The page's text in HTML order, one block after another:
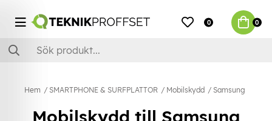
0 0
Hem SMARTPHONE & SURFPLATTOR Mobilskydd Samsung
Mobilskydd till Samsung